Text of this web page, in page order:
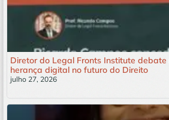
Diretor do Legal Fronts Institute debate
herança digital no futuro do Direito
julho 27, 2026